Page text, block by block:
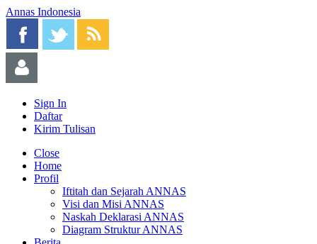
Annas Indonesia
Sign In
Daftar
Kirim Tulisan
Close
Home
Profil
Iftitah dan Sejarah ANNAS
Visi dan Misi ANNAS
Naskah Deklarasi ANNAS
Diagram Struktur ANNAS